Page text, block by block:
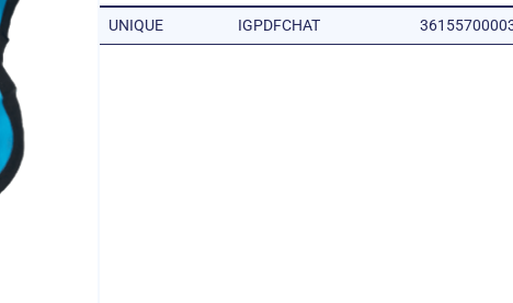
UNIQUE IGPDFCHAT